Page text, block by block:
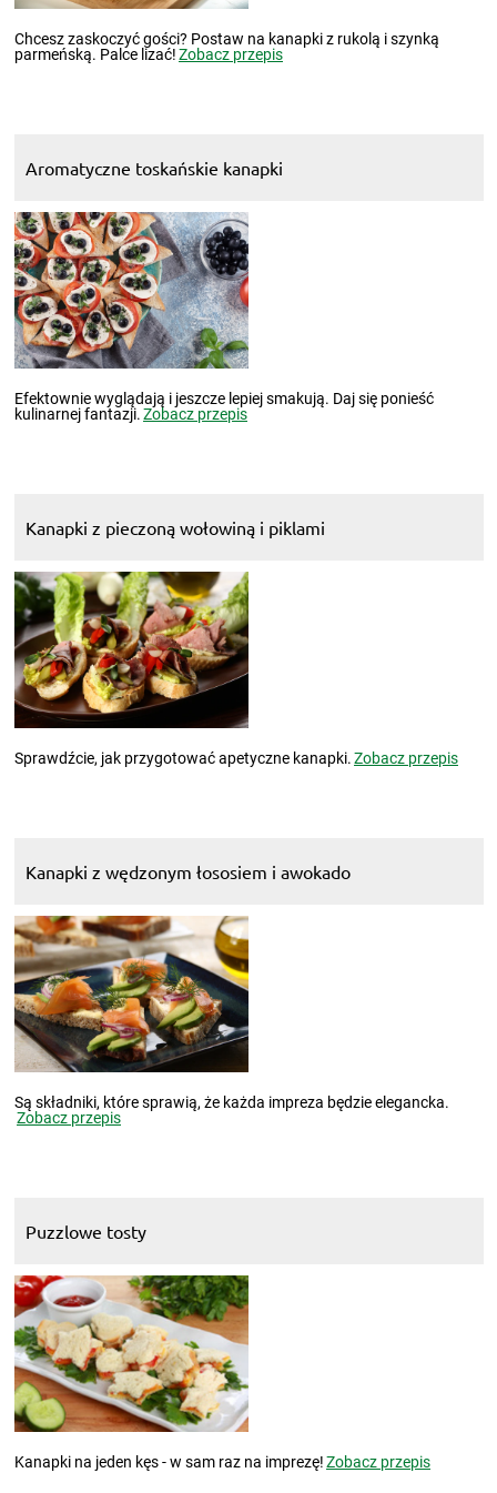
Chcesz zaskoczyć gości? Postaw na kanapki z rukolą i szynką
parmeńską. Palce lizać!Zobacz przepis
Aromatyczne toskańskie kanapki
Efektownie wyglądają i jeszcze lepiej smakują. Daj się ponieść
kulinarnej fantazji.Zobacz przepis
Kanapki z pieczoną wołowiną i piklami
Sprawdźcie, jak przygotować apetyczne kanapki.Zobacz przepis
Kanapki z wędzonym łososiem i awokado
Są składniki, które sprawią, że każda impreza będzie elegancka.
Zobacz przepis
Puzzlowe tosty
Kanapki na jeden kęs - w sam raz na imprezę!Zobacz przepis